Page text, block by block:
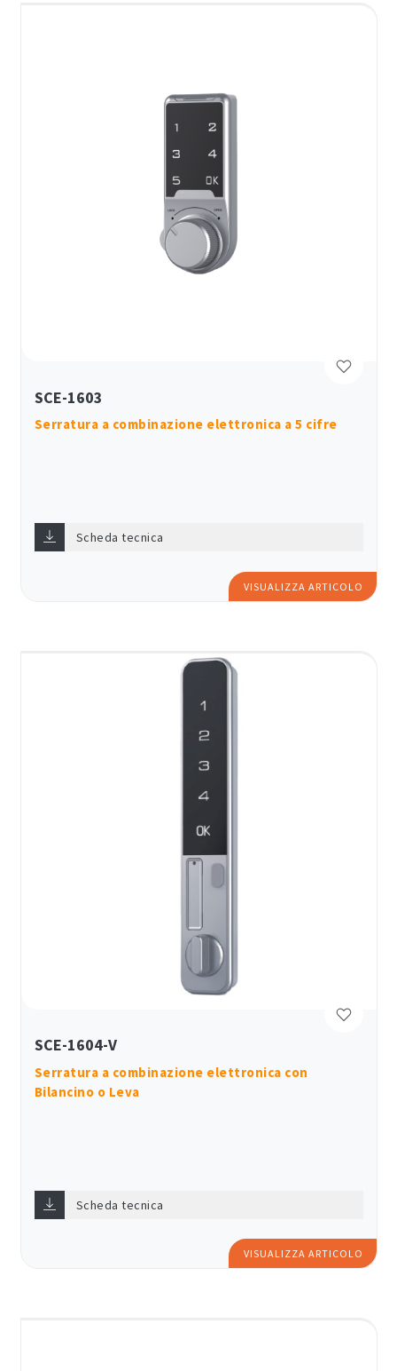
SCE-1603
Serratura a combinazione elettronica a 5 cifre
Scheda tecnica
VISUALIZZA ARTICOLO
SCE-1604-V
Serratura a combinazione elettronica con
Bilancino o Leva
Scheda tecnica
VISUALIZZA ARTICOLO